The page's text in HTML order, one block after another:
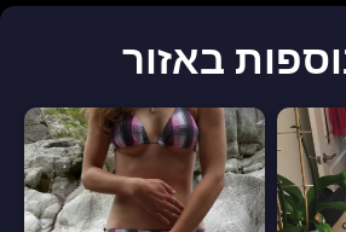
באזור